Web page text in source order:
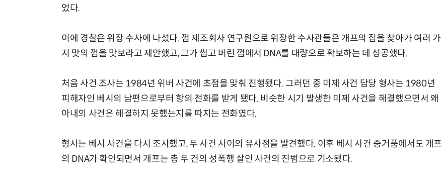
었다.
이에 경찰은 위장 수사에 나섰다. 껌 제조회사 연구원으로 위장한 수사관들은 개프의 집을 찾아가 여러 가
지 맛의 껌을 맛보라고 제안했고, 그가 씹고 버린 껌에서 DNA를 대량으로 확보하는 데 성공했다.
처음 사건 조사는 1984년 위버 사건에 초점을 맞춰 진행됐다. 그러던 중 미제 사건 담당 형사는 1980년
피해자인 베시의 남편으로부터 항의 전화를 받게 됐다. 비슷한 시기 발생한 미제 사건을 해결했으면서 왜
아내의 사건은 해결하지 못했는지를 따지는 전화였다.
형사는 베시 사건을 다시 조사했고, 두 사건 사이의 유사점을 발견했다. 이후 베시 사건 증거품에서도 개프
의 DNA가 확인되면서 개프는 총 두 건의 성폭행 살인 사건의 진범으로 기소됐다.